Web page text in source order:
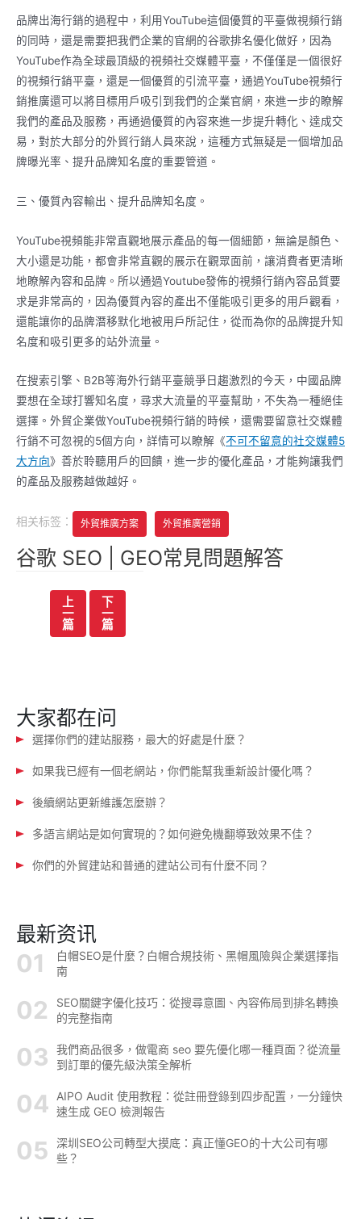
品牌出海行銷的過程中，利用YouTube這個優質的平臺做視頻行銷
的同時，還是需要把我們企業的官網的谷歌排名優化做好，因為
YouTube作為全球最頂級的視頻社交媒體平臺，不僅僅是一個很好
的視頻行銷平臺，還是一個優質的引流平臺，通過YouTube視頻行
銷推廣還可以將目標用戶吸引到我們的企業官網，來進一步的瞭解
我們的產品及服務，再通過優質的內容來進一步提升轉化、達成交
易，對於大部分的外貿行銷人員來說，這種方式無疑是一個增加品
牌曝光率、提升品牌知名度的重要管道。
三、優質內容輸出、提升品牌知名度。
YouTube視頻能非常直觀地展示產品的每一個細節，無論是顏色、
大小還是功能，都會非常直觀的展示在觀眾面前，讓消費者更清晰
地瞭解內容和品牌。所以通過Youtube發佈的視頻行銷內容品質要
求是非常高的，因為優質內容的產出不僅能吸引更多的用戶觀看，
還能讓你的品牌潛移默化地被用戶所記住，從而為你的品牌提升知
名度和吸引更多的站外流量。
在搜索引擎、B2B等海外行銷平臺競爭日趨激烈的今天，中國品牌
要想在全球打響知名度，尋求大流量的平臺幫助，不失為一種絕佳
選擇。外貿企業做YouTube視頻行銷的時候，還需要留意社交媒體
行銷不可忽視的5個方向，詳情可以瞭解《不可不留意的社交媒體5
大方向》善於聆聽用戶的回饋，進一步的優化產品，才能夠讓我們
的產品及服務越做越好。
相关标签： 外貿推廣方案 外貿推廣營銷
谷歌 SEO | GEO常見問題解答
上
一
篇
下
一
篇
大家都在问
選擇你們的建站服務，最大的好處是什麼？
如果我已經有一個老網站，你們能幫我重新設計優化嗎？
後續網站更新維護怎麼辦？
多語言網站是如何實現的？如何避免機翻導致效果不佳？
你們的外貿建站和普通的建站公司有什麼不同？
最新资讯
白帽SEO是什麼？白帽合規技術、黑帽風險與企業選擇指
南
SEO關鍵字優化技巧：從搜尋意圖、內容佈局到排名轉換
的完整指南
我們商品很多，做電商 seo 要先優化哪一種頁面？從流量
到訂單的優先級決策全解析
AIPO Audit 使用教程：從註冊登錄到四步配置，一分鐘快
速生成 GEO 檢測報告
深圳SEO公司轉型大摸底：真正懂GEO的十大公司有哪
些？